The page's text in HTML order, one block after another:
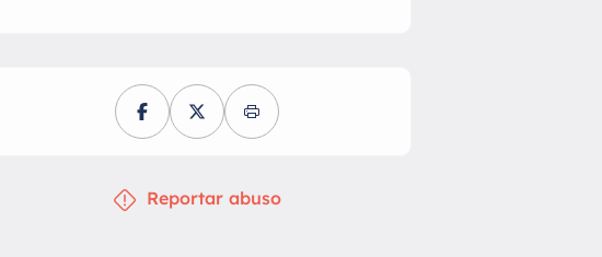
Reportar abuso